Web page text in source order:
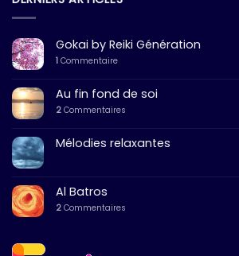
Gokai by Reiki Génération
1 Commentaire
Au fin fond de soi
2 Commentaires
Mélodies relaxantes
Al Batros
2 Commentaires